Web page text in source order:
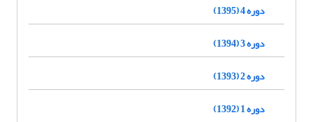
دوره 4 (1395)
دوره 3 (1394)
دوره 2 (1393)
دوره 1 (1392)